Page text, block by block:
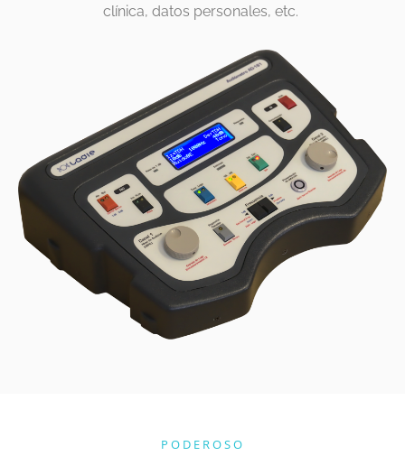
clínica, datos personales, etc.
PODEROSO